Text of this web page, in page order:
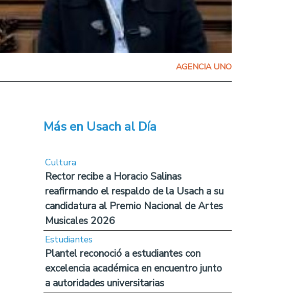
AGENCIA UNO
Más en Usach al Día
Cultura
Rector recibe a Horacio Salinas
reafirmando el respaldo de la Usach a su
candidatura al Premio Nacional de Artes
Musicales 2026
Estudiantes
Plantel reconoció a estudiantes con
excelencia académica en encuentro junto
a autoridades universitarias